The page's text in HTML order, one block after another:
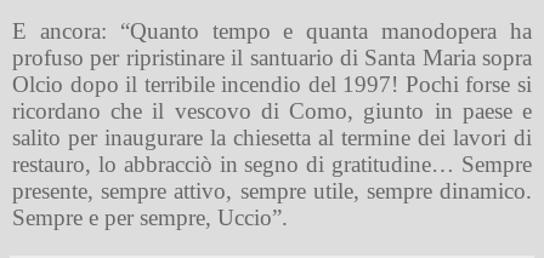
E ancora: “Quanto tempo e quanta manodopera ha
profuso per ripristinare il santuario di Santa Maria sopra
Olcio dopo il terribile incendio del 1997! Pochi forse si
ricordano che il vescovo di Como, giunto in paese e
salito per inaugurare la chiesetta al termine dei lavori di
restauro, lo abbracciò in segno di gratitudine… Sempre
presente, sempre attivo, sempre utile, sempre dinamico.
Sempre e per sempre, Uccio”.